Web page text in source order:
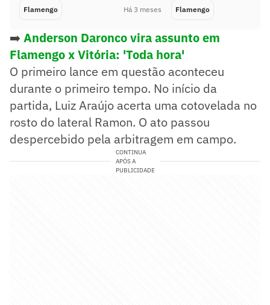
Flamengo Há 3 meses Flamengo
➡️ Anderson Daronco vira assunto em
Flamengo x Vitória: 'Toda hora'
O primeiro lance em questão aconteceu
durante o primeiro tempo. No início da
partida, Luiz Araújo acerta uma cotovelada no
rosto do lateral Ramon. O ato passou
despercebido pela arbitragem em campo.
CONTINUA
APÓS A
PUBLICIDADE